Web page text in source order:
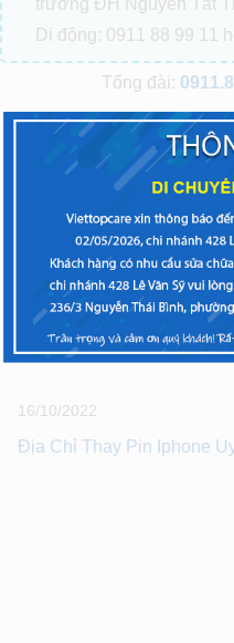
Di động: 0911 88 99 11
Tổng đài:
(Phím 1: Tư vấn báo giá,
3: Phản
VIETTOPCARE – TRAO
Bài trước
Bài viết liên quan
16/10/2022
Địa Chỉ Thay Pin Iphone